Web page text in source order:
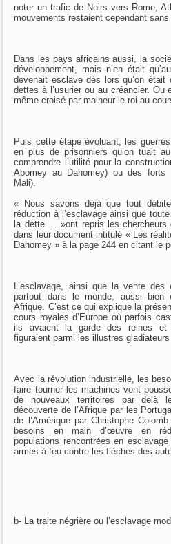
noter un trafic de Noirs vers Rome,
mouvements restaient cependant sans
Dans les pays africains aussi, la
développement, mais n’en était
devenait esclave dès lors qu’on était
dettes à l’usurier ou au créancier.
même croisé par malheur le roi au
Puis cette étape évoluant, les
en plus de prisonniers qu’on tuait
comprendre l’utilité pour la
Abomey au Dahomey) ou des
Mali).
« Nous savons déjà que tout
réduction à l’esclavage ainsi que
la dette … »ont repris les chercheurs
dans leur document intitulé « Les
Dahomey » à la page 244 en citant le
L’esclavage, ainsi que la vente
partout dans le monde, aussi bien
Afrique. C’est ce qui explique la
cours royales d’Europe où parfois
ils avaient la garde des reines et
figuraient parmi les illustres gladiateurs
Avec la révolution industrielle, les
faire tourner les machines vont
de nouveaux territoires par delà
découverte de l’Afrique par les
de l’Amérique par Christophe
besoins en main d’œuvre en
populations rencontrées en
armes à feu contre les flèches des
b- La traite négrière ou l’esclavage